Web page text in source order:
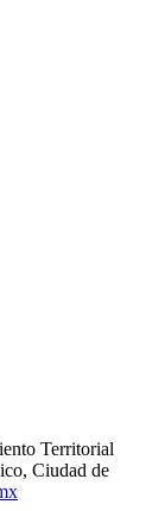
Territorial
Ciudad de